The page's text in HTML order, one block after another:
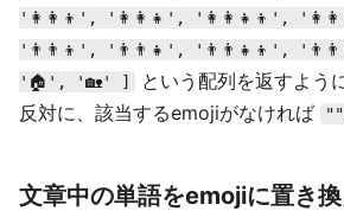
'👩‍👩‍👦', '👩‍👩‍👧', '👩‍👩‍👧‍👦',
'👨‍👨‍👦', '👨‍👨‍👧', '👨‍👨‍👧‍👦',
'🏠', '🏡' ]
という配列を返すよう
反対に、該当するemojiがなければ
""
文章中の単語をemojiに置き換